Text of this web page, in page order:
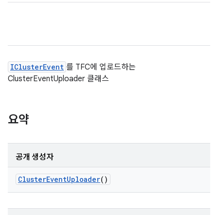
IClusterEvent 를 TFC에 업로드하는
ClusterEventUploader 클래스
요약
공개 생성자
ClusterEventUploader()